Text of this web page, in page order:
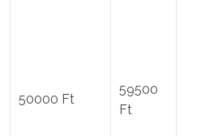
50000 Ft
59500
Ft